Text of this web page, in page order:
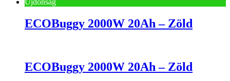
ECOBuggy 2000W 20Ah – Zöld
ECOBuggy 2000W 20Ah – Zöld